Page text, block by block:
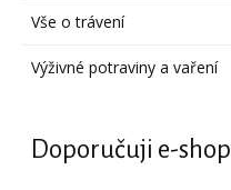
Vše o trávení
Výživné potraviny a vaření
Doporučuji e-shop